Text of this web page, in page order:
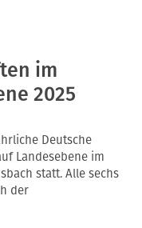
im
2025
Deutsche
Landesebene im
statt. Alle sechs
der